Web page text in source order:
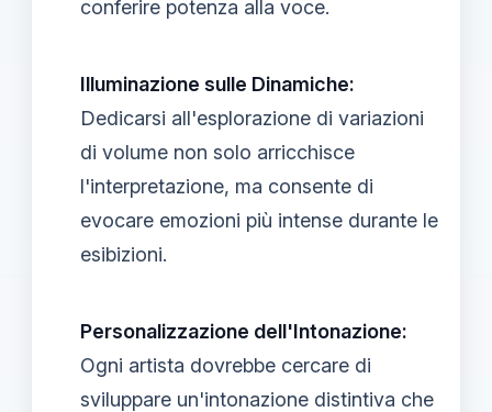
conferire potenza alla voce.
Illuminazione sulle Dinamiche:
Dedicarsi all'esplorazione di variazioni
di volume non solo arricchisce
l'interpretazione, ma consente di
evocare emozioni più intense durante le
esibizioni.
Personalizzazione dell'Intonazione:
Ogni artista dovrebbe cercare di
sviluppare un'intonazione distintiva che